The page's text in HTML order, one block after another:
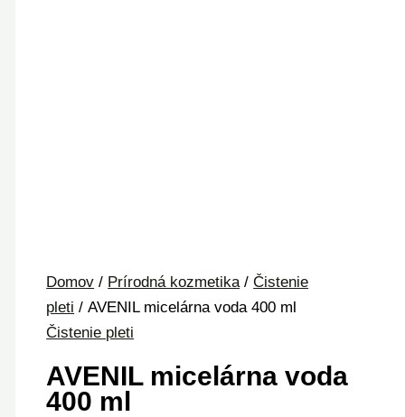
Domov / Prírodná kozmetika /Čistenie
pleti / AVENIL micelárna voda 400 ml
Čistenie pleti
AVENIL micelárna voda
400 ml